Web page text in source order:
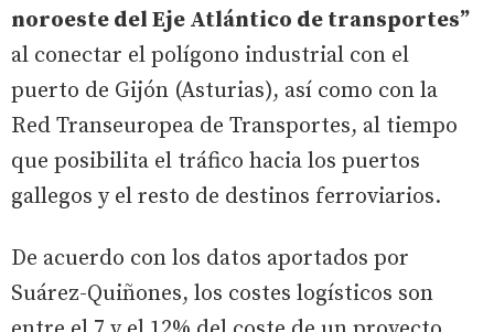
noroeste del Eje Atlántico de transportes”
al conectar el polígono industrial con el
puerto de Gijón (Asturias), así como con la
Red Transeuropea de Transportes, al tiempo
que posibilita el tráfico hacia los puertos
gallegos y el resto de destinos ferroviarios.
De acuerdo con los datos aportados por
Suárez-Quiñones, los costes logísticos son